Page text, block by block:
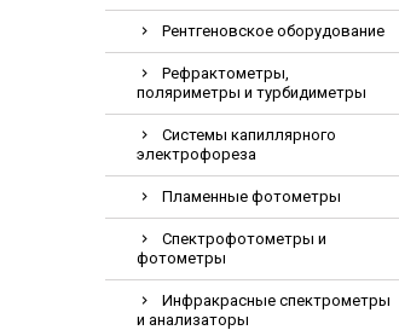
Рентгеновское оборудование
Рефрактометры,
поляриметры и турбидиметры
Системы капиллярного
электрофореза
Пламенные фотометры
Спектрофотометры и
фотометры
Инфракрасные спектрометры
и анализаторы